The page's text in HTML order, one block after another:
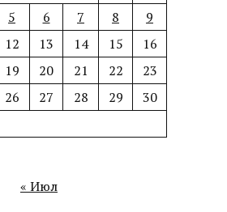
5 6 7 8
9
12 13 14 15
16
19 20 21 22
23
26 27 28 29
30
« Июл